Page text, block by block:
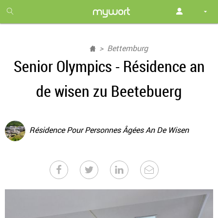
month
free
Bettemburg
Senior Olympics - Résidence an
de wisen zu Beetebuerg
Résidence Pour Personnes Âgées An De Wisen